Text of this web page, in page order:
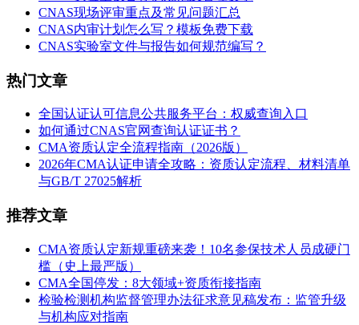
CNAS现场评审重点及常见问题汇总
CNAS内审计划怎么写？模板免费下载
CNAS实验室文件与报告如何规范编写？
热门文章
全国认证认可信息公共服务平台：权威查询入口
如何通过CNAS官网查询认证证书？
CMA资质认定全流程指南（2026版）
2026年CMA认证申请全攻略：资质认定流程、材料清单
与GB/T 27025解析
推荐文章
CMA资质认定新规重磅来袭！10名参保技术人员成硬门
槛（史上最严版）
CMA全国停发：8大领域+资质衔接指南
检验检测机构监督管理办法征求意见稿发布：监管升级
与机构应对指南